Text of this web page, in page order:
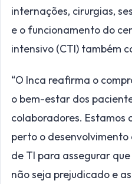
internações, cirurgias,
e o funcionamento do
intensivo (CTI) também
“O Inca reafirma o
o bem-estar dos
colaboradores. Estamos
perto o
de TI para assegurar
não seja prejudicado e